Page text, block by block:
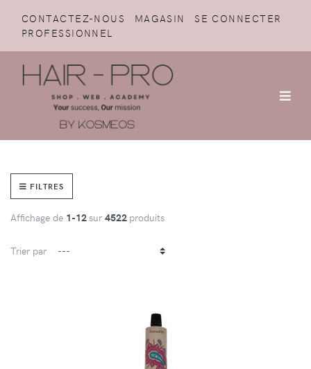
CONTACTEZ-NOUS MAGASIN
SE CONNECTER
PROFESSIONNEL
FILTRES
Affichage de 1-12sur 4522 produits
Trier par